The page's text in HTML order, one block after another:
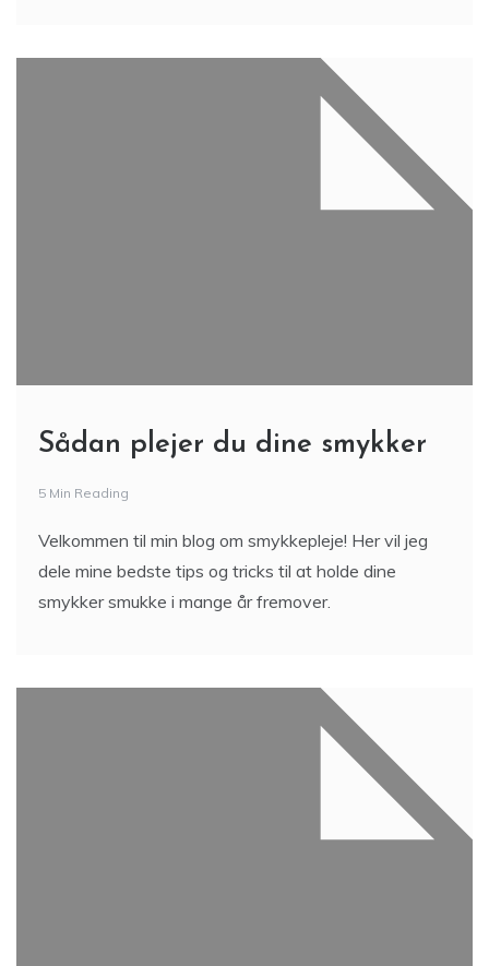
Sådan plejer du dine smykker
5 Min Reading
Velkommen til min blog om smykkepleje! Her vil jeg
dele mine bedste tips og tricks til at holde dine
smykker smukke i mange år fremover.